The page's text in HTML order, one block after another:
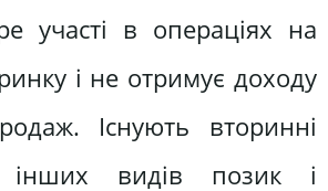
участі в операціях на
і не отримує доходу
Існують вторинні
видів позик і